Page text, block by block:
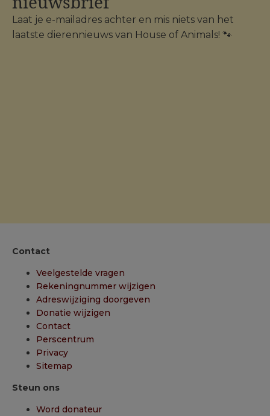
Laat je e-mailadres achter en mis niets van het
laatste dierennieuws van House of Animals! 🐾
Contact
Veelgestelde vragen
Rekeningnummer wijzigen
Adreswijziging doorgeven
Donatie wijzigen
Contact
Perscentrum
Privacy
Sitemap
Steun ons
Word donateur